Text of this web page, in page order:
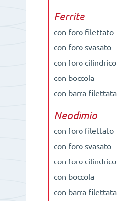
Ferrite
con foro filettato
con foro svasato
con foro cilindrico
con boccola
con barra filettata
Neodimio
con foro filettato
con foro svasato
con foro cilindrico
con boccola
con barra filettata